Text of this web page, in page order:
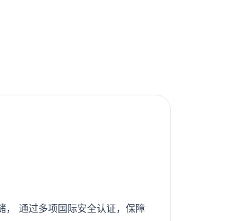
， 通过多项国际安全认证，保障